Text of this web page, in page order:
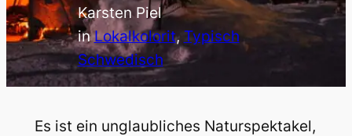
Karsten Piel
inLokalkolorit, Typisch
Schwedisch
Es ist ein unglaubliches Naturspektakel,